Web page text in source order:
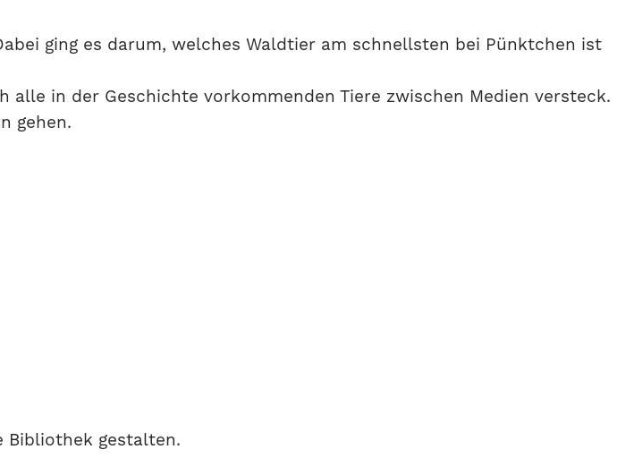
ging es darum, welches Waldtier am schnellsten bei Pünktchen ist
in der Geschichte vorkommenden Tiere zwischen Medien versteck.
gehen.
Bibliothek gestalten.